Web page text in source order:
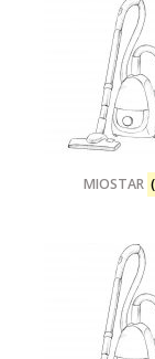
MIOSTAR